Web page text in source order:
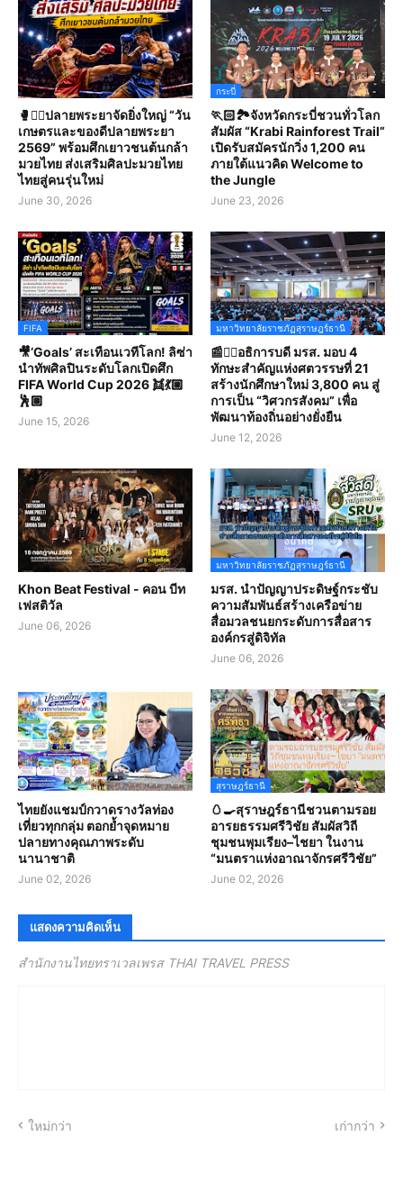
🥊🤼‍♀️ปลายพระยาจัดยิ่งใหญ่ “วัน
เกษตรและของดีปลายพระยา
2569” พร้อมศึกเยาวชนต้นกล้า
มวยไทย ส่งเสริมศิลปะมวยไทย
ไทยสู่คนรุ่นใหม่
June 30, 2026
กระบี่
🏃🏻🏞️จังหวัดกระบี่ชวนทั่วโลก
สัมผัส “Krabi Rainforest Trail”
เปิดรับสมัครนักวิ่ง 1,200 คน
ภายใต้แนวคิด Welcome to
the Jungle
June 23, 2026
FIFA
🎥‘Goals’ สะเทือนเวทีโลก! ลิซ่า
นำทัพศิลปินระดับโลกเปิดศึก
FIFA World Cup 2026 👯💃🏼
🕺🏽
June 15, 2026
มหาวิทยาลัยราชภัฏสุราษฎร์ธานี
📰✍🏻อธิการบดี มรส. มอบ 4
ทักษะสำคัญแห่งศตวรรษที่ 21
สร้างนักศึกษาใหม่ 3,800 คน สู่
การเป็น “วิศวกรสังคม” เพื่อ
พัฒนาท้องถิ่นอย่างยั่งยืน
June 12, 2026
Khon Beat Festival - คอน บีท
เฟสติวัล
June 06, 2026
มหาวิทยาลัยราชภัฏสุราษฎร์ธานี
มรส. นำปัญญาประดิษฐ์กระชับ
ความสัมพันธ์สร้างเครือข่าย
สื่อมวลชนยกระดับการสื่อสาร
องค์กรสู่ดิจิทัล
June 06, 2026
ไทยยังแชมป์กวาดรางวัลท่อง
เที่ยวทุกกลุ่ม ตอกย้ำจุดหมาย
ปลายทางคุณภาพระดับ
นานาชาติ
June 02, 2026
สุราษฎร์ธานี
🥚🍳สุราษฎร์ธานีชวนตามรอย
อารยธรรมศรีวิชัย สัมผัสวิถี
ชุมชนพุมเรียง–ไชยา ในงาน
“มนตราแห่งอาณาจักรศรีวิชัย”
June 02, 2026
แสดงความคิดเห็น
สำนักงานไทยทราเวลเพรส THAI TRAVEL PRESS
ใหม่กว่า เก่ากว่า